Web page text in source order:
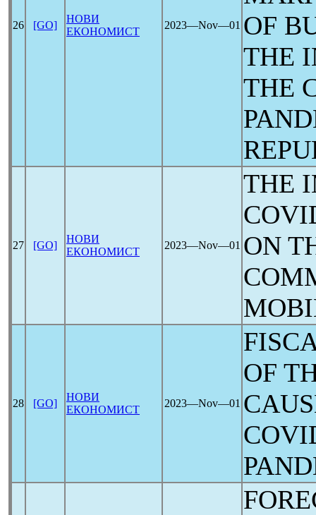
26 [GO]
НОВИ
ЕКОНОМИСТ
2023―Nov―01 OF
THE
THE
27 [GO]
НОВИ
ЕКОНОМИСТ
2023―Nov―01
THE
ON
28 [GO]
НОВИ
ЕКОНОМИСТ
2023―Nov―01
OF